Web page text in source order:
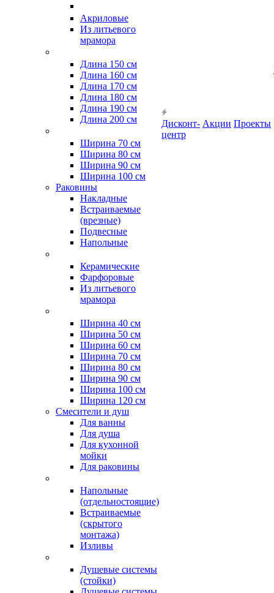
Акриловые
Из литьевого
мрамора
Длина 150 см
Длина 160 см
Длина 170 см
Длина 180 см
Длина 190 см
Длина 200 см
Ширина 70 см
Ширина 80 см
Ширина 90 см
Ширина 100 см
Раковины
Накладные
Встраиваемые
(врезные)
Подвесные
Напольные
Керамические
Фарфоровые
Из литьевого
мрамора
Ширина 40 см
Ширина 50 см
Ширина 60 см
Ширина 70 см
Ширина 80 см
Ширина 90 см
Ширина 100 см
Ширина 120 см
Смесители и душ
Для ванны
Для душа
Для кухонной
мойки
Для раковины
Напольные
(отдельностоящие)
Встраиваемые
(скрытого
монтажа)
Изливы
Душевые системы
(стойки)
Дисконт-
центр
Акции Проекты